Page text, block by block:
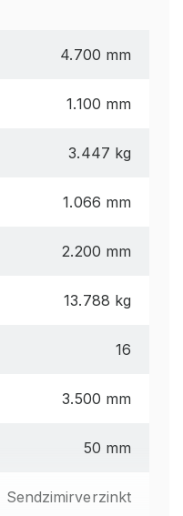
4.700 mm
1.100 mm
3.447 kg
1.066 mm
2.200 mm
13.788 kg
16
3.500 mm
50 mm
Sendzimirverzinkt